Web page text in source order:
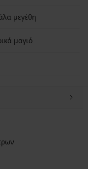
μεγέθη
μαγιό